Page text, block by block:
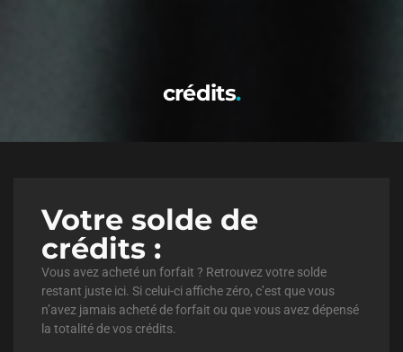
crédits
Votre solde de
crédits :
Vous avez acheté un forfait ? Retrouvez votre solde
restant juste ici. Si celui-ci affiche zéro, c’est que vous
n’avez jamais acheté de forfait ou que vous avez dépensé
la totalité de vos crédits.